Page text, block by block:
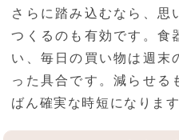
さらに踏み込むなら、思
つくるのも有効です。食
い、毎日の買い物は週末
った具合です。減らせる
ばん確実な時短になります